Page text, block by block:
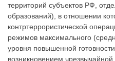
территорий субъектов РФ,
образований), в отношении
контртеррористической
режимов максимального
уровня повышенной
возникновением